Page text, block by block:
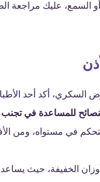
السمع، عليك مراجعة
أكد أحد
للمساعدة في
في مستواه، ومن
الخفيفة، حيث